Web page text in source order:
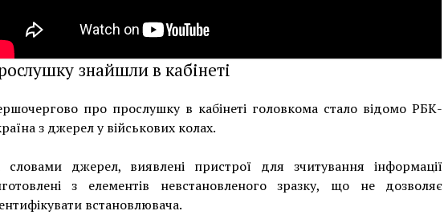
знайшли в кабінеті
про прослушку в кабінеті головкома стало відомо РБК-
з джерел у військових колах.
словами джерел, виявлені пристрої для зчитування інформації
з елементів невстановленого зразку, що не дозволяє
встановлювача.